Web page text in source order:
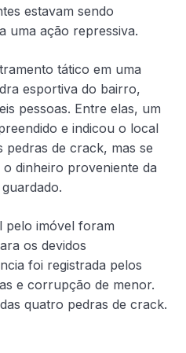
estavam sendo
uma ação repressiva.
tático em uma
esportiva do bairro,
pessoas. Entre elas, um
e indicou o local
pedras de crack, mas se
dinheiro proveniente da
pelo imóvel foram
os devidos
foi registrada pelos
e corrupção de menor.
quatro pedras de crack.